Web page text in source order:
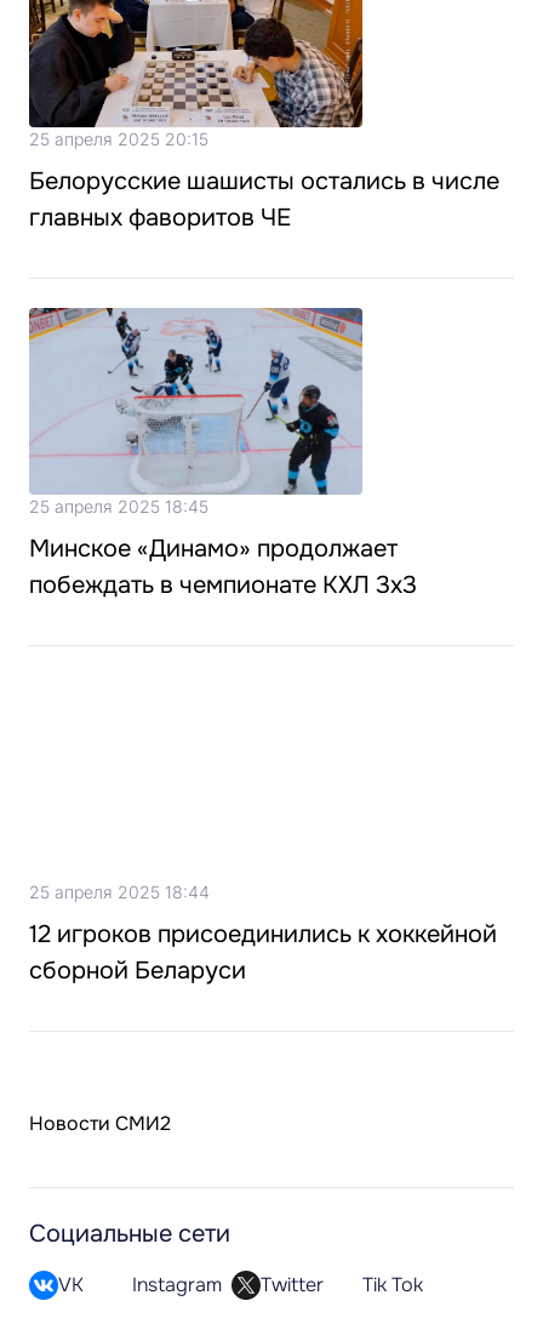
25 апреля 2025 20:15
Белорусские шашисты остались в числе
главных фаворитов ЧЕ
25 апреля 2025 18:45
Минское «Динамо» продолжает
побеждать в чемпионате КХЛ 3х3
25 апреля 2025 18:44
12 игроков присоединились к хоккейной
сборной Беларуси
Новости СМИ2
Социальные сети
VK Instagram Twitter
Tik Tok